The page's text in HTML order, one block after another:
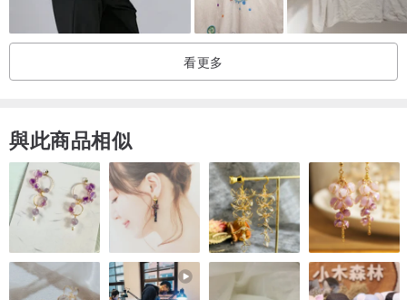
厚肋條給人以成熟的印象。
有一種純粹的感覺。
從年輕人到老年人都可以享受，簡單，
我的目標是設計充滿創意的T卹。
請找到你獨特的圖案，一定要享受T卹！
看更多
與此商品相似